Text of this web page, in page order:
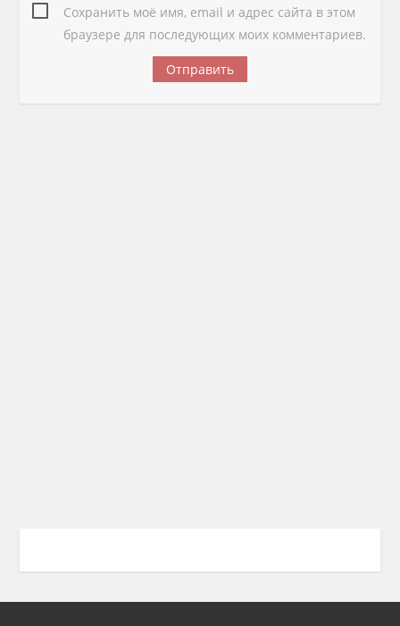
Сохранить моё имя, email и адрес сайта в этом
браузере для последующих моих комментариев.